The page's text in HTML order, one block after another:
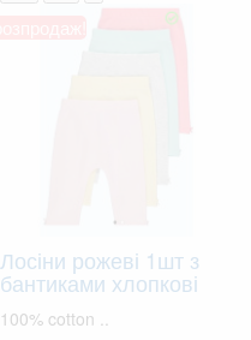
Лосіни рожеві 1шт з
бантиками хлопкові
100% cotton ..